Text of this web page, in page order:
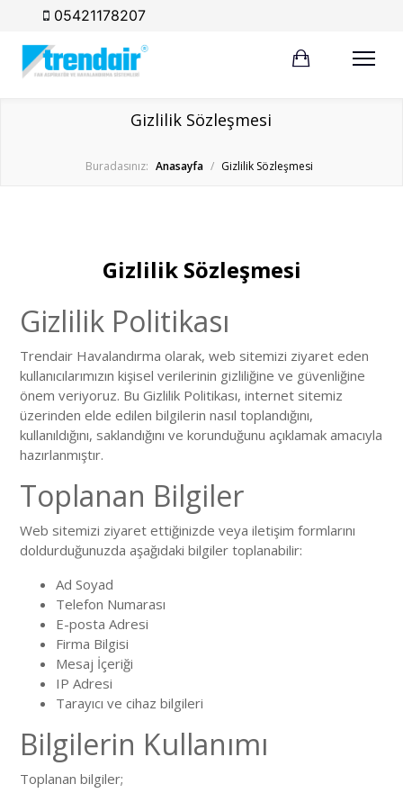
05421178207
Gizlilik Sözleşmesi
Buradasınız: Anasayfa / Gizlilik Sözleşmesi
Gizlilik Sözleşmesi
Gizlilik Politikası
Trendair Havalandırma olarak, web sitemizi ziyaret eden
kullanıcılarımızın kişisel verilerinin gizliliğine ve güvenliğine
önem veriyoruz. Bu Gizlilik Politikası, internet sitemiz
üzerinden elde edilen bilgilerin nasıl toplandığını,
kullanıldığını, saklandığını ve korunduğunu açıklamak amacıyla
hazırlanmıştır.
Toplanan Bilgiler
Web sitemizi ziyaret ettiğinizde veya iletişim formlarını
doldurduğunuzda aşağıdaki bilgiler toplanabilir:
Ad Soyad
Telefon Numarası
E-posta Adresi
Firma Bilgisi
Mesaj İçeriği
IP Adresi
Tarayıcı ve cihaz bilgileri
Bilgilerin Kullanımı
Toplanan bilgiler;